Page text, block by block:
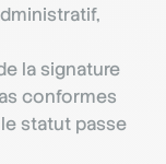
la signature
conformes
statut passe